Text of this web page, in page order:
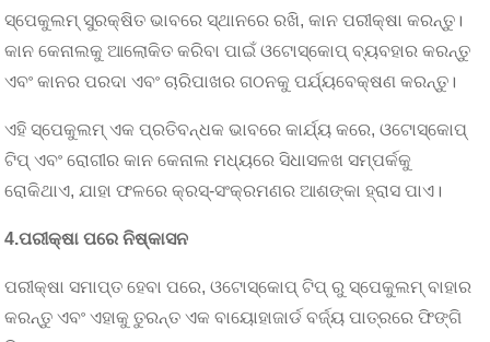
ସ୍ପେକୁଲମ୍ ସୁରକ୍ଷିତ ଭାବରେ ସ୍ଥାନରେ ରଖି, କାନ ପରୀକ୍ଷା କରନ୍ତୁ।
କାନ କେନାଲକୁ ଆଲୋକିତ କରିବା ପାଇଁ ଓଟୋସ୍କୋପ୍ ବ୍ୟବହାର କରନ୍ତୁ
ଏବଂ କାନର ପରଦା ଏବଂ ଚାରିପାଖର ଗଠନକୁ ପର୍ଯ୍ୟବେକ୍ଷଣ କରନ୍ତୁ।
ଏହି ସ୍ପେକୁଲମ୍ ଏକ ପ୍ରତିବନ୍ଧକ ଭାବରେ କାର୍ଯ୍ୟ କରେ, ଓଟୋସ୍କୋପ୍
ଟିପ୍ ଏବଂ ରୋଗୀର କାନ କେନାଲ ମଧ୍ୟରେ ସିଧାସଳଖ ସମ୍ପର୍କକୁ
ରୋକିଥାଏ, ଯାହା ଫଳରେ କ୍ରସ୍-ସଂକ୍ରମଣର ଆଶଙ୍କା ହ୍ରାସ ପାଏ।
4.ପରୀକ୍ଷା ପରେ ନିଷ୍କାସନ
ପରୀକ୍ଷା ସମାପ୍ତ ହେବା ପରେ, ଓଟୋସ୍କୋପ୍ ଟିପ୍ ରୁ ସ୍ପେକୁଲମ୍ ବାହାର
କରନ୍ତୁ ଏବଂ ଏହାକୁ ତୁରନ୍ତ ଏକ ବାୟୋହାଜାର୍ଡ ବର୍ଜ୍ୟ ପାତ୍ରରେ ଫିଙ୍ଗି